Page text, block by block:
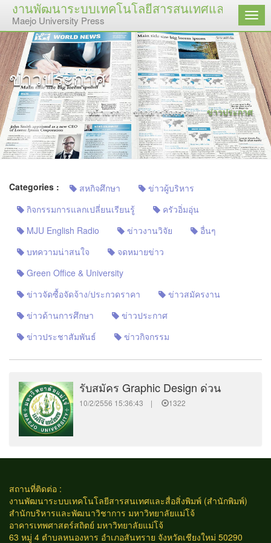
งานพัฒนาระบบเทคโนโลยีสารสนเทศและสื่อสิ่
Maejo University Press เมนู
ข่าวประกาศ
หน้าแรก ข่าวสารกิจกรรม ข่าวประกาศ
Categories : สหกิจศึกษา
ข่าวผู้บริหาร
กิจกรรมการแลกเปลี่ยนเรียนรู้
ครัวอิ่มอุ่น
MJU English Radio
ข่าวงานวิจัย
อื่นๆ
บทความน่าสนใจ
จดหมายข่าว
Green Office & University
ข่าวจัดซื้อจัดจ้าง/ประกวดราคา
ข่าวสมัครงาน
ข่าวด้านการศึกษา
ข่าวประกาศ
ข่าวประชาสัมพันธ์
ข่าวกิจกรรม
รับสมัคร Graphic Design ด่วน
10/2/2556 15:36:43 | 1322
สถานที่ติดต่อ :
งานพัฒนาระบบเทคโนโลยีสารสนเทศและสื่อสิ่งพิมพ์ (สำนักพิมพ์)
สำนักบริหารและพัฒนาวิชาการ มหาวิทยาลัยแม่โจ้
อาคารเทพศาสตร์สถิตย์ มหาวิทยาลัยแม่โจ้
63 หมู่ 4 ตำบลหนองหาร อำเภอสันทราย จังหวัดเชียงใหม่ 50290